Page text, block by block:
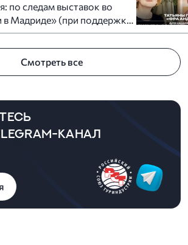
по следам выставок во
Мадриде» (при поддержке
Санкт-Петербург)
Смотреть все
КАНАЛ